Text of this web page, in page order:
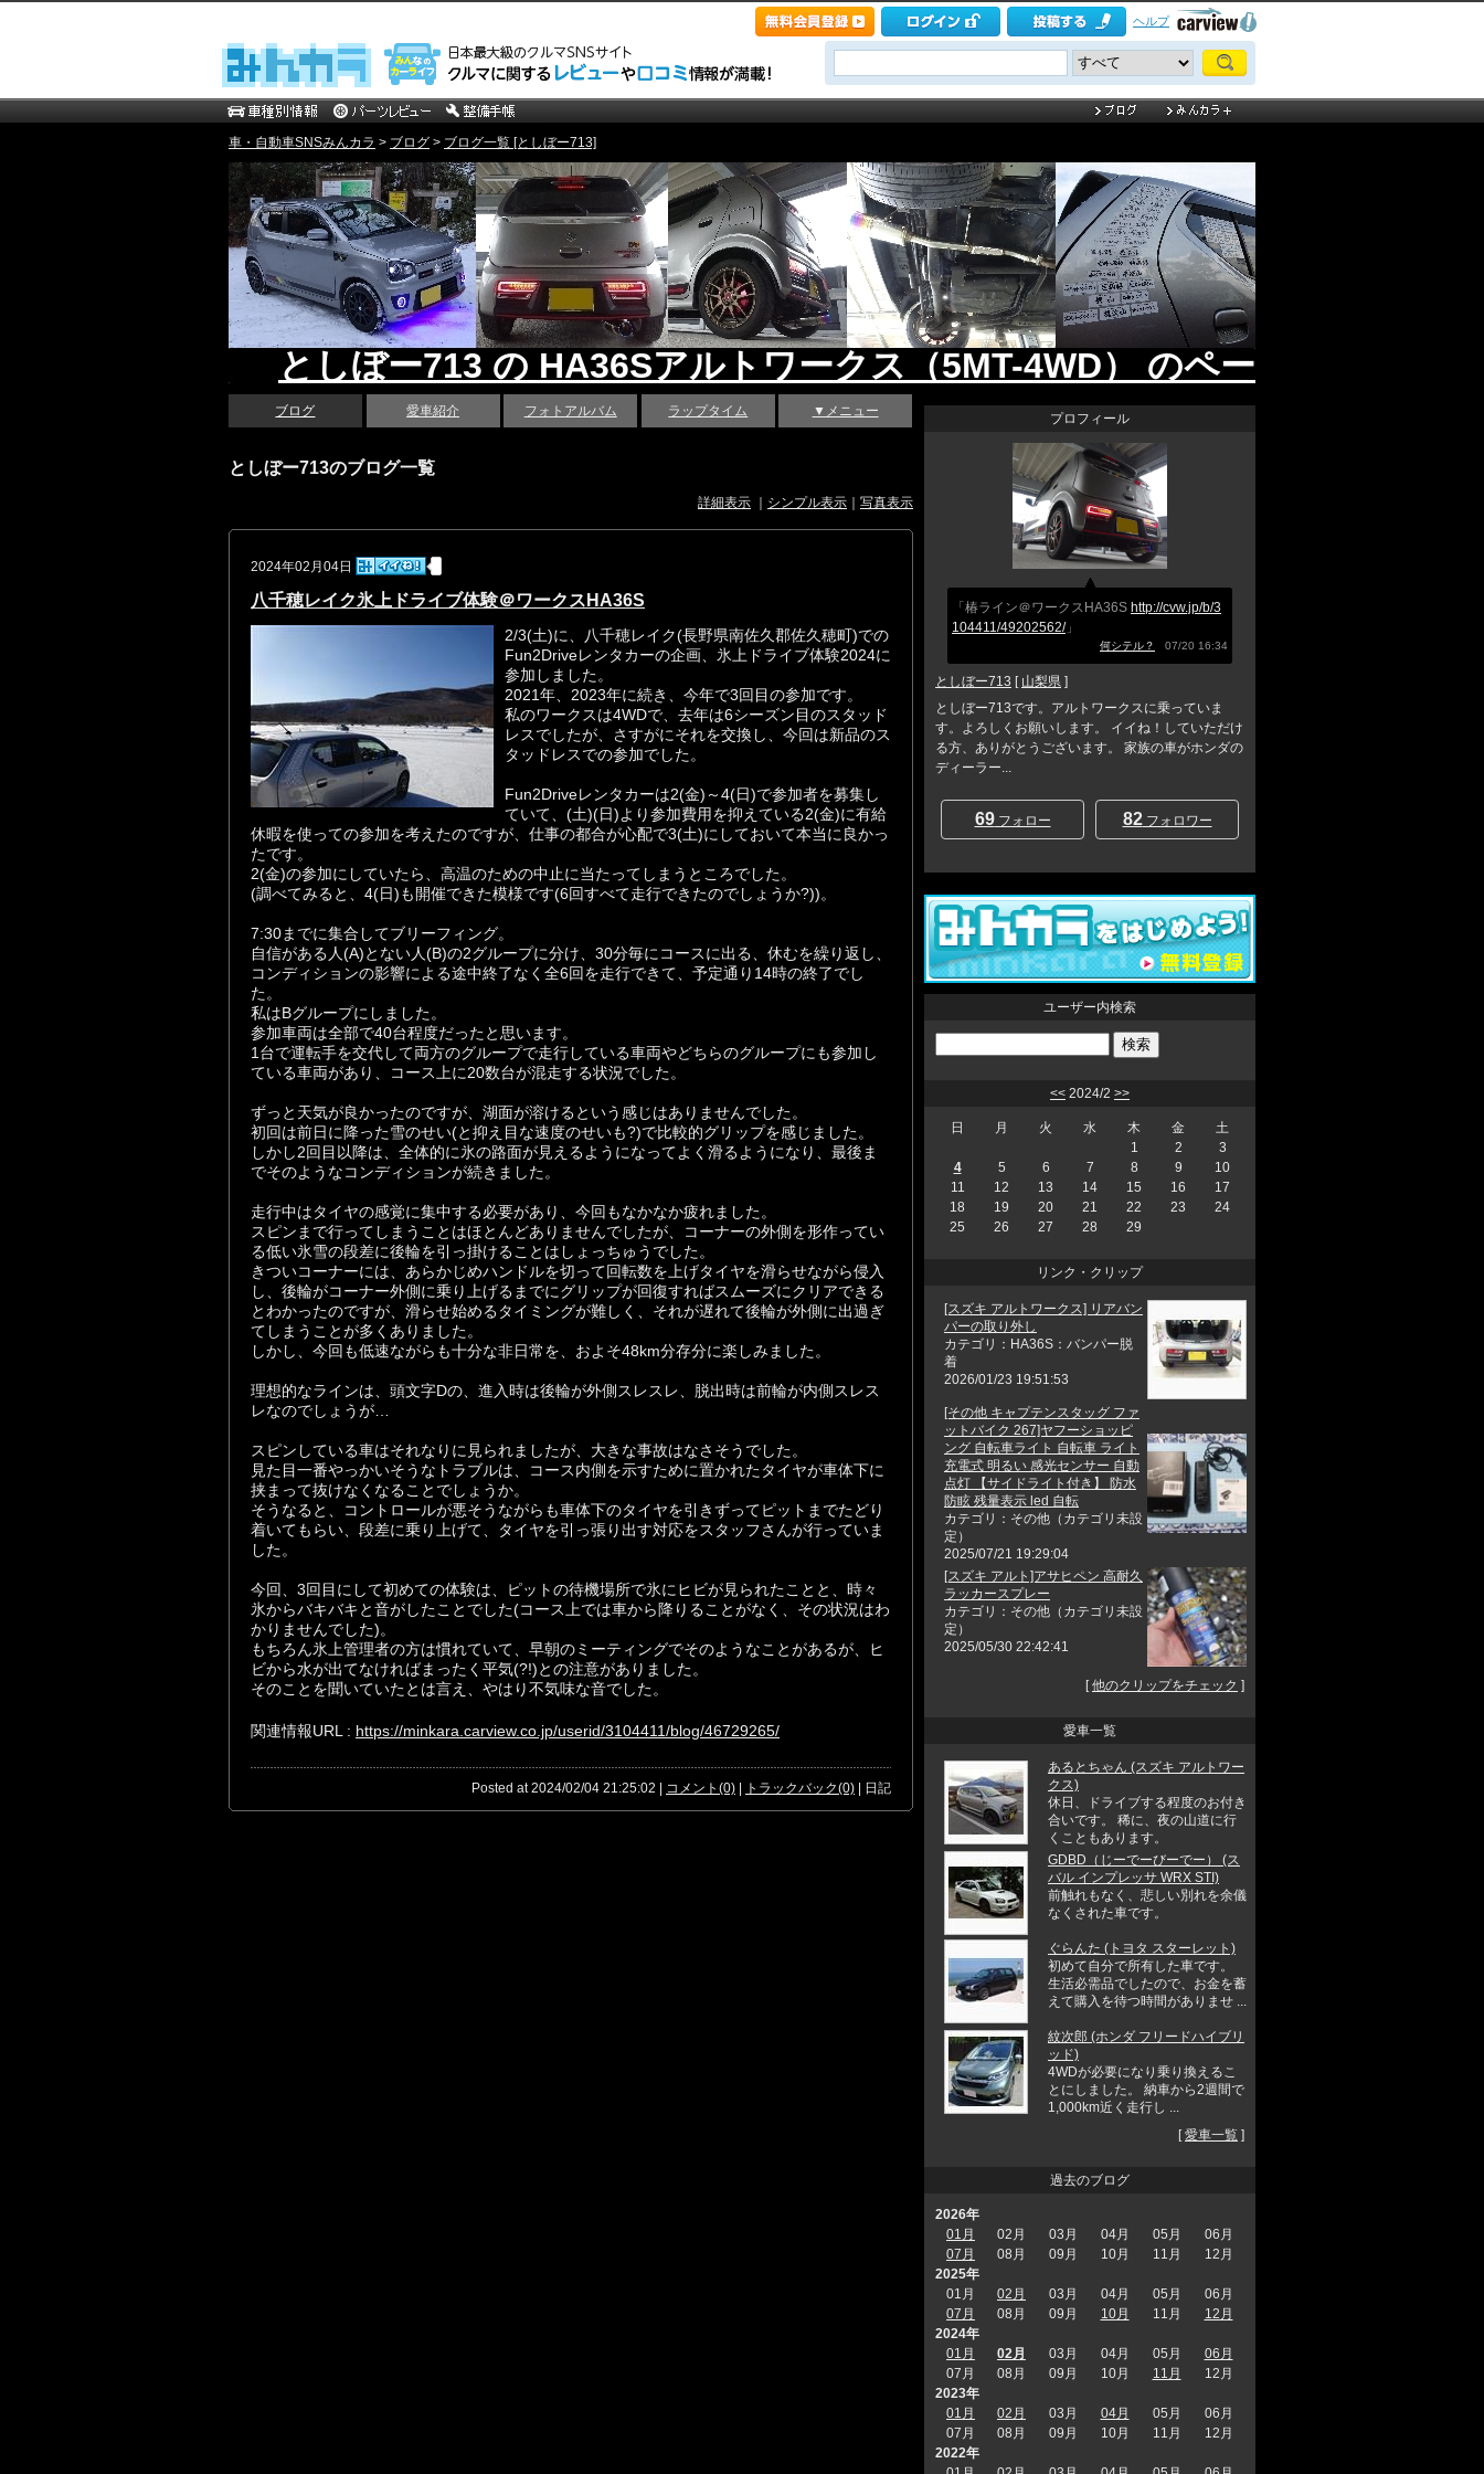
ヘルプ
車・自動車SNSみんカラ > ブログ > ブログ一覧 [としぼー713]
としぼー713 の HA36Sアルトワークス（5MT-4WD） のページ
ブログ 愛車紹介 フォトアルバム ラップタイム ▼メニュー
としぼー713のブログ一覧
詳細表示 シンプル表示 写真表示
2024年02月04日
八千穂レイク氷上ドライブ体験＠ワークスHA36S
2/3(土)に、八千穂レイク(長野県南佐久郡佐久穂町)での
Fun2Driveレンタカーの企画、氷上ドライブ体験2024に
参加しました。
2021年、2023年に続き、今年で3回目の参加です。
私のワークスは4WDで、去年は6シーズン目のスタッド
レスでしたが、さすがにそれを交換し、今回は新品のス
タッドレスでの参加でした。
Fun2Driveレンタカーは2(金)～4(日)で参加者を募集し
ていて、(土)(日)より参加費用を抑えている2(金)に有給
休暇を使っての参加を考えたのですが、仕事の都合が心配で3(土)にしておいて本当に良かっ
たです。
2(金)の参加にしていたら、高温のための中止に当たってしまうところでした。
(調べてみると、4(日)も開催できた模様です(6回すべて走行できたのでしょうか?))。
7:30までに集合してブリーフィング。
自信がある人(A)とない人(B)の2グループに分け、30分毎にコースに出る、休むを繰り返し、
コンディションの影響による途中終了なく全6回を走行できて、予定通り14時の終了でし
た。
私はBグループにしました。
参加車両は全部で40台程度だったと思います。
1台で運転手を交代して両方のグループで走行している車両やどちらのグループにも参加し
ている車両があり、コース上に20数台が混走する状況でした。
ずっと天気が良かったのですが、湖面が溶けるという感じはありませんでした。
初回は前日に降った雪のせい(と抑え目な速度のせいも?)で比較的グリップを感じました。
しかし2回目以降は、全体的に氷の路面が見えるようになってよく滑るようになり、最後ま
でそのようなコンディションが続きました。
走行中はタイヤの感覚に集中する必要があり、今回もなかなか疲れました。
スピンまで行ってしまうことはほとんどありませんでしたが、コーナーの外側を形作ってい
る低い氷雪の段差に後輪を引っ掛けることはしょっちゅうでした。
きついコーナーには、あらかじめハンドルを切って回転数を上げタイヤを滑らせながら侵入
し、後輪がコーナー外側に乗り上げるまでにグリップが回復すればスムーズにクリアできる
とわかったのですが、滑らせ始めるタイミングが難しく、それが遅れて後輪が外側に出過ぎ
てしまうことが多くありました。
しかし、今回も低速ながらも十分な非日常を、およそ48km分存分に楽しみました。
理想的なラインは、頭文字Dの、進入時は後輪が外側スレスレ、脱出時は前輪が内側スレス
レなのでしょうが…
スピンしている車はそれなりに見られましたが、大きな事故はなさそうでした。
見た目一番やっかいそうなトラブルは、コース内側を示すために置かれたタイヤが車体下に
挟まって抜けなくなることでしょうか。
そうなると、コントロールが悪そうながらも車体下のタイヤを引きずってピットまでたどり
着いてもらい、段差に乗り上げて、タイヤを引っ張り出す対応をスタッフさんが行っていま
した。
今回、3回目にして初めての体験は、ピットの待機場所で氷にヒビが見られたことと、時々
氷からバキバキと音がしたことでした(コース上では車から降りることがなく、その状況はわ
かりませんでした)。
もちろん氷上管理者の方は慣れていて、早朝のミーティングでそのようなことがあるが、ヒ
ビから水が出てなければまったく平気(?!)との注意がありました。
そのことを聞いていたとは言え、やはり不気味な音でした。
関連情報URL : https://minkara.carview.co.jp/userid/3104411/blog/46729265/
Posted at 2024/02/04 21:25:02 | コメント(0) | トラックバック(0) | 日記
プロフィール
「椿ライン＠ワークスHA36S http://cvw.jp/b/3
104411/49202562/」
何シテル？ 07/20 16:34
としぼー713 [ 山梨県 ]
としぼー713です。アルトワークスに乗っていま
す。よろしくお願いします。 イイね！していただけ
る方、ありがとうございます。 家族の車がホンダの
ディーラー...
69フォロー 82フォロワー
ユーザー内検索
<< 2024/2 >>
日 月 火 水 木 金
土
1
2
3
4
5 6 7 8 9
10
11
12 13 14 15 16
17
18
19 20 21 22 23
24
25
26 27 28 29
リンク・クリップ
[スズキ アルトワークス] リアバン
パーの取り外し
カテゴリ：HA36S：バンパー脱
着
2026/01/23 19:51:53
[その他 キャプテンスタッグ ファ
ットバイク 267]ヤフーショッピ
ング 自転車ライト 自転車 ライト
充電式 明るい 感光センサー 自動
点灯 【サイドライト付き】 防水
防眩 残量表示 led 自転
カテゴリ：その他（カテゴリ未設
定）
2025/07/21 19:29:04
[スズキ アルト]アサヒペン 高耐久
ラッカースプレー
カテゴリ：その他（カテゴリ未設
定）
2025/05/30 22:42:41
[他のクリップをチェック ]
愛車一覧
あるとちゃん (スズキ アルトワー
クス)
休日、ドライブする程度のお付き
合いです。 稀に、夜の山道に行
くこともあります。
GDBD（じーでーびーでー） (ス
バル インプレッサ WRX STI)
前触れもなく、悲しい別れを余儀
なくされた車です。
ぐらんた (トヨタ スターレット)
初めて自分で所有した車です。
生活必需品でしたので、お金を蓄
えて購入を待つ時間がありませ ...
紋次郎 (ホンダ フリードハイブリ
ッド)
4WDが必要になり乗り換えるこ
とにしました。 納車から2週間で
1,000km近く走行し ...
[愛車一覧 ]
過去のブログ
2026年
01月
02月 03月 04月 05月
06月
07月
08月 09月 10月 11月
12月
2025年
01月
02月 03月 04月 05月
06月
07月
08月 09月 10月 11月
12月
2024年
01月
02月 03月 04月 05月
06月
07月
08月 09月 10月 11月
12月
2023年
01月
02月 03月 04月 05月
06月
07月
08月 09月 10月 11月
12月
2022年